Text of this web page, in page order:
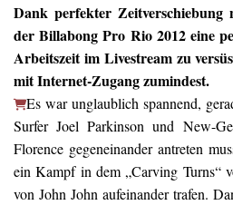
Dank perfekter
der Billabong Pro Rio 2012 eine
Arbeitszeit im Livestream zu
mit Internet-Zugang zumindest.
Es war unglaublich spannend,
Surfer Joel Parkinson und New-
Florence gegeneinander antreten
ein Kampf in dem „Carving Turns“
von John John aufeinander trafen.